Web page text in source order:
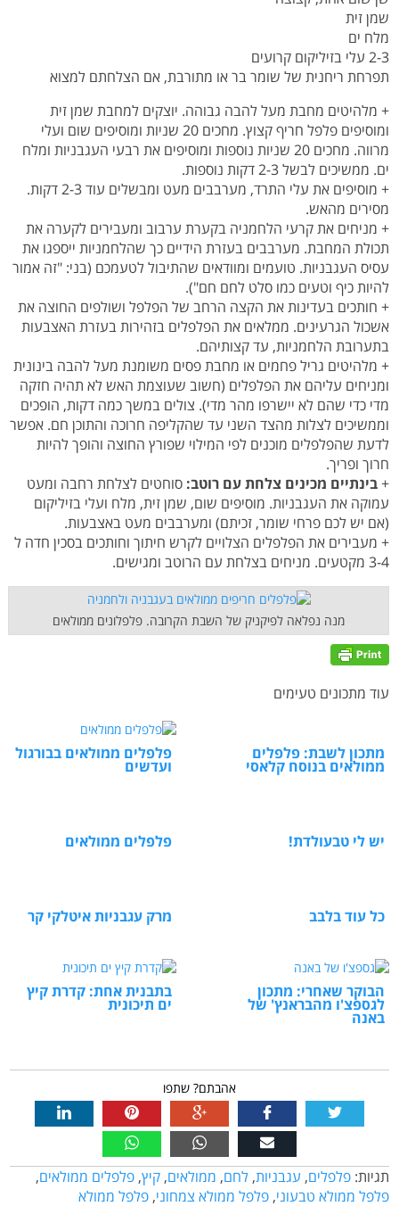
שמן זית
מלח ים
2-3 עלי בזיליקום קרועים
תפרחת ריחנית של שומר בר או מתורבת, אם הצלחתם למצוא
+ מלהיטים מחבת מעל להבה גבוהה. יוצקים למחבת שמן זית
ומוסיפים פלפל חריף קצוץ. מחכים 20 שניות ומוסיפים שום ועלי
מרווה. מחכים 20 שניות נוספות ומוסיפים את רבעי העגבניות ומלח
ים. ממשיכים לבשל 2-3 דקות נוספות.
+ מוסיפים את עלי התרד, מערבבים מעט ומבשלים עוד 2-3 דקות.
מסירים מהאש.
+ מניחים את קרעי הלחמניה בקערת ערבוב ומעבירים לקערה את
תכולת המחבת. מערבבים בעזרת הידיים כך שהלחמניות ייספגו את
עסיס העגבניות. טועמים ומוודאים שהתיבול לטעמכם (בני: "זה אמור
להיות כיף וטעים כמו סלט לחם חם").
+ חותכים בעדינות את הקצה הרחב של הפלפל ושולפים החוצה את
אשכול הגרעינים. ממלאים את הפלפלים בזהירות בעזרת האצבעות
בתערובת הלחמניות, עד קצותיהם.
+ מלהיטים גריל פחמים או מחבת פסים משומנת מעל להבה בינונית
ומניחים עליהם את הפלפלים (חשוב שעוצמת האש לא תהיה חזקה
מדי כדי שהם לא יישרפו מהר מדי). צולים במשך כמה דקות, הופכים
וממשיכים לצלות מהצד השני עד שהקליפה חרוכה והתוכן חם. אפשר
לדעת שהפלפלים מוכנים לפי המילוי שפורץ החוצה והופך להיות
חרוך ופריך.
+בינתיים מכינים צלחת עם רוטב: סוחטים לצלחת רחבה ומעט
עמוקה את העגבניות. מוסיפים שום, שמן זית, מלח ועלי בזיליקום
(אם יש לכם פרחי שומר, זכיתם) ומערבבים מעט באצבעות.
+ מעבירים את הפלפלים הצלויים לקרש חיתוך וחותכים בסכין חדה ל
3-4 מקטעים. מניחים בצלחת עם הרוטב ומגישים.
מנה נפלאה לפיקניק של השבת הקרובה. פלפלונים ממולאים
עוד מתכונים טעימים
מתכון לשבת: פלפלים
ממולאים בנוסח קלאסי
פלפלים ממולאים בבורגול
ועדשים
יש לי טבעולדת! פלפלים ממולאים
כל עוד בלבב מרק עגבניות איטלקי קר
הבוקר שאחרי: מתכון
לגספצ'ו מהבראנץ' של
באנה
בתבנית אחת: קדרת קיץ
ים תיכונית
אהבתם? שתפו
תגיות: פלפלים, עגבניות, לחם, ממולאים, קיץ, פלפלים ממולאים,
פלפל ממולא טבעוני, פלפל ממולא צמחוני, פלפל ממולא